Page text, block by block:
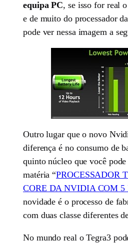
equipa PC, se isso for real
e de muito do processador
pode ver nessa imagem a
Outro lugar que o novo
diferença é no consumo de
quinto núcleo que você pode
matéria “PROCESSADOR
CORE DA NVIDIA COM 5
novidade é o processo de
com duas classe diferentes
No mundo real o Tegra3